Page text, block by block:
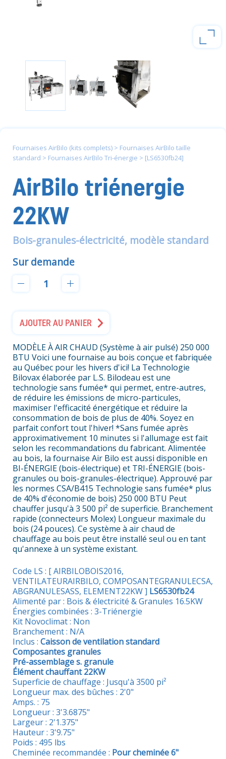
Fournaises AirBilo (kits complets) > Fournaises AirBilo taille
standard > Fournaises AirBilo Tri-énergie > [LS6530fb24]
AirBilo triénergie
22KW
Bois-granules-électricité, modèle standard
Sur demande
AJOUTER AU PANIER
MODÈLE À AIR CHAUD (Système à air pulsé) 250 000
BTU Voici une fournaise au bois conçue et fabriquée
au Québec pour les hivers d'ici! La Technologie
Bilovax élaborée par L.S. Bilodeau est une
technologie sans fumée* qui permet, entre-autres,
de réduire les émissions de micro-particules,
maximiser l'efficacité énergétique et réduire la
consommation de bois de plus de 40%. Soyez en
parfait confort tout l'hiver! *Sans fumée après
approximativement 10 minutes si l'allumage est fait
selon les recommandations du fabricant. Alimentée
au bois, la fournaise Air Bilo est aussi disponible en
BI-ÉNERGIE (bois-électrique) et TRI-ÉNERGIE (bois-
granules ou bois-granules-électrique). Approuvé par
les normes CSA/B415 Technologie sans fumée* plus
de 40% d'économie de bois) 250 000 BTU Peut
chauffer jusqu'à 3 500 pi² de superficie. Branchement
rapide (connecteurs Molex) Longueur maximale du
bois (24 pouces). Ce système à air chaud de
chauffage au bois peut être installé seul ou en tant
qu'annexe à un système existant.
Code LS : [ AIRBILOBOIS2016,
VENTILATEURAIRBILO, COMPOSANTEGRANULECSA,
ABGRANULESASS, ELEMENT22KW ] LS6530fb24
Alimenté par : Bois & électricité & Granules 16.5KW
Énergies combinées : 3-Triénergie
Kit Novoclimat : Non
Branchement : N/A
Inclus : Caisson de ventilation standard
Composantes granules
Pré-assemblage s. granule
Élément chauffant 22KW
Superficie de chauffage : Jusqu'à 3500 pi²
Longueur max. des bûches : 2'0"
Amps. : 75
Longueur : 3'3.6875"
Largeur : 2'1.375"
Hauteur : 3'9.75"
Poids : 495 lbs
Cheminée recommandée : Pour cheminée 6"